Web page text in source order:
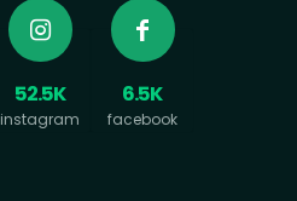
52.5K
instagram
6.5K
facebook